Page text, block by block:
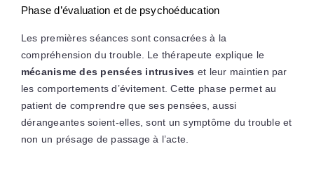
Phase d’évaluation et de psychoéducation
Les premières séances sont consacrées à la
compréhension du trouble. Le thérapeute explique le
mécanisme des pensées intrusives et leur maintien par
les comportements d’évitement. Cette phase permet au
patient de comprendre que ses pensées, aussi
dérangeantes soient-elles, sont un symptôme du trouble et
non un présage de passage à l’acte.